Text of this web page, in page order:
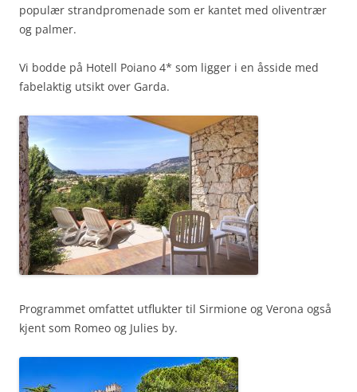
populær strandpromenade som er kantet med oliventrær
og palmer.
Vi bodde på Hotell Poiano 4* som ligger i en åsside med
fabelaktig utsikt over Garda.
Programmet omfattet utflukter til Sirmione og Verona også
kjent som Romeo og Julies by.